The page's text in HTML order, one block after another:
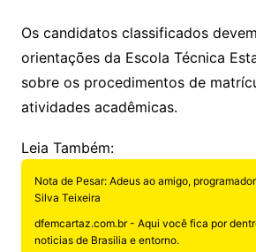
Os candidatos classificados
orientações da Escola Técnica
sobre os procedimentos de
atividades acadêmicas.
Leia Também:
Nota de Pesar: Adeus ao amigo,
Silva Teixeira
dfemcartaz.com.br - Aqui você fica por
noticias de Brasilia e entorno.